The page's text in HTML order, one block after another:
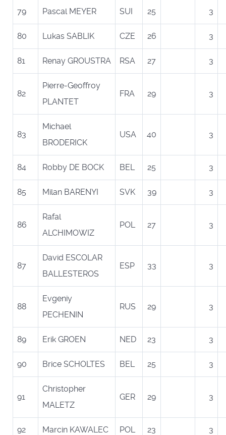
79 Pascal MEYER SUI 25 3
80 Lukas SABLIK CZE 26 3
81 Renay GROUSTRA RSA 27 3
82
Pierre-Geoffroy
PLANTET
FRA 29 3
83
Michael
BRODERICK
USA 40 3
84 Robby DE BOCK BEL 25 3
85 Milan BARENYI SVK 39 3
86
Rafal
ALCHIMOWIZ
POL 27 3
87
David ESCOLAR
BALLESTEROS
ESP 33 3
88
Evgeniy
PECHENIN
RUS 29 3
89 Erik GROEN NED 23 3
90 Brice SCHOLTES BEL 25 3
91
Christopher
MALETZ
GER 29 3
92 Marcin KAWALEC POL 23 3